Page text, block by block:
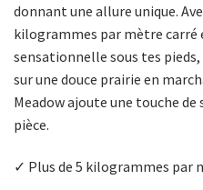
donnant une allure unique.
kilogrammes par mètre carré
sensationnelle sous tes
sur une douce prairie en
Meadow ajoute une touche
pièce.
✓ Plus de 5 kilogrammes par